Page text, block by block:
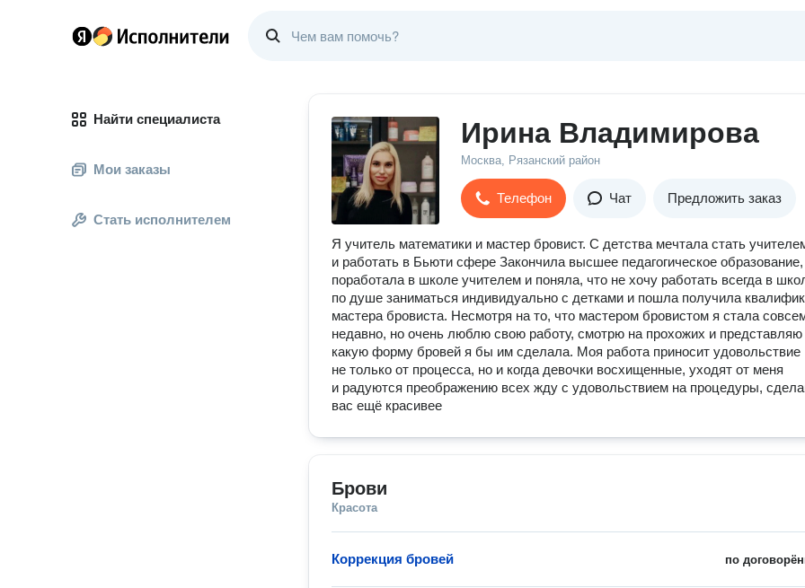
Найти специалиста
Мои заказы
Стать исполнителем
Ирина Владимирова
Москва, Рязанский район
Телефон Чат Предложить заказ
Я учитель математики и мастер бровист. С детства мечтала стать
и работать в Бьюти сфере Закончила высшее педагогическое образование,
поработала в школе учителем и поняла, что не хочу работать всегда в
по душе заниматься индивидуально с детками и пошла получила
мастера бровиста. Несмотря на то, что мастером бровистом я стала
недавно, но очень люблю свою работу, смотрю на прохожих и представляю
какую форму бровей я бы им сделала. Моя работа приносит удовольствие
не только от процесса, но и когда девочки восхищенные, уходят от меня
и радуются преображению всех жду с удовольствием на процедуры,
вас ещё красивее
Брови
Красота
по
Коррекция бровей